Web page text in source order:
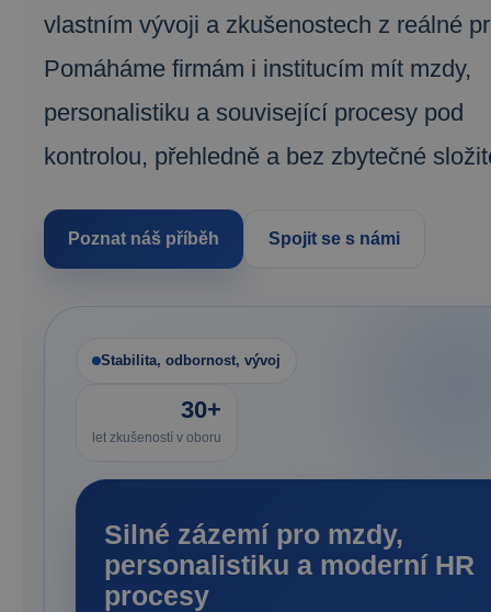
vlastním vývoji a zkušenostech z reálné
Pomáháme firmám i institucím mít mzdy,
personalistiku a související procesy pod
kontrolou, přehledně a bez zbytečné
Poznat náš příběh Spojit se s námi
Stabilita, odbornost, vývoj
30+
let zkušeností v oboru
Silné zázemí pro mzdy,
personalistiku a moderní HR
procesy